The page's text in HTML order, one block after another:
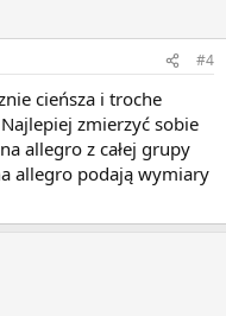
#4
cieńsza i troche
zmierzyć sobie
allegro z całej grupy
allegro podają wymiary